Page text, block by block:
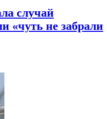
случай
«чуть не забрали